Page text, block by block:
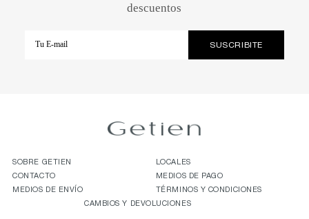
descuentos
SOBRE GETIEN
LOCALES
CONTACTO
MEDIOS DE PAGO
MEDIOS DE ENVÍO
TÉRMINOS Y CONDICIONES
CAMBIOS Y DEVOLUCIONES